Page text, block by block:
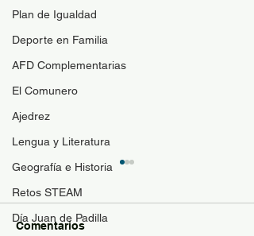
Plan de Igualdad
Deporte en Familia
AFD Complementarias
El Comunero
Ajedrez
Lengua y Literatura
Geografía e Historia
Retos STEAM
Día Juan de Padilla
Comentarios